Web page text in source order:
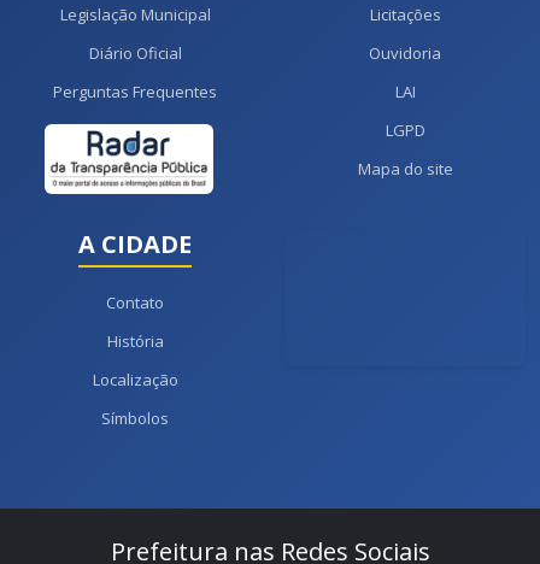
Legislação Municipal
Diário Oficial
Perguntas Frequentes
Licitações
Ouvidoria
LAI
LGPD
Mapa do site
A CIDADE
Contato
História
Localização
Símbolos
Prefeitura nas Redes Sociais